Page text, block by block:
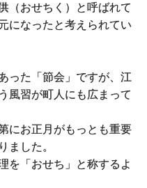
（おせちく）と呼ばれて
になったと考えられてい
った「節会」ですが、江
風習が町人にも広まって
にお正月がもっとも重要
ました。
を「おせち」と称するよ